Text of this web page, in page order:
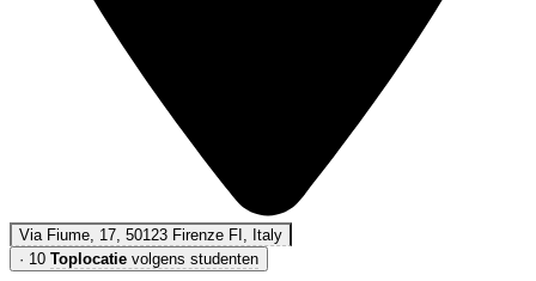
Via Fiume, 17, 50123 Firenze FI, Italy
· 10 Toplocatie volgens studenten